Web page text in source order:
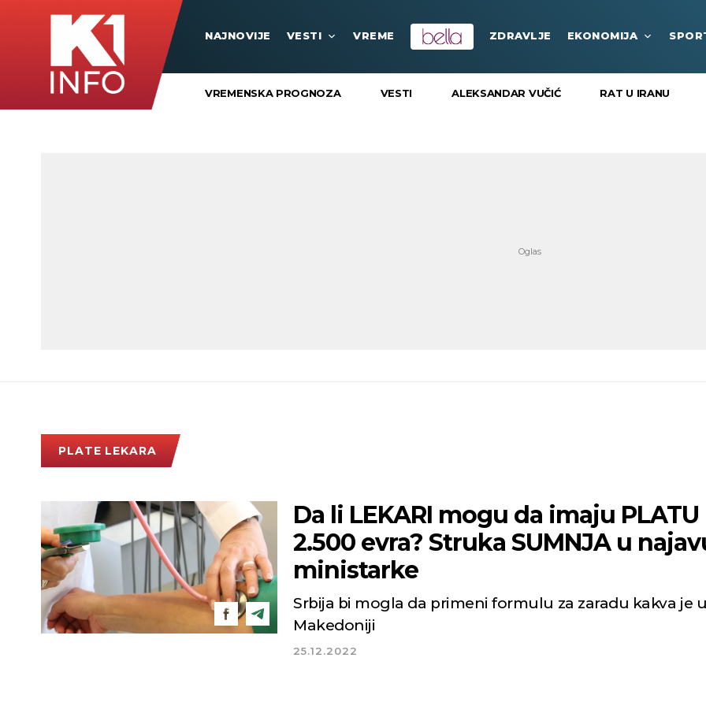
NAJNOVIJE VESTI VREME ZDRAVLJE EKONOMIJA
VREMENSKA PROGNOZA VESTI ALEKSANDAR VUČIĆ RAT U IRANU
PLATE LEKARA
Da li LEKARI mogu da imaju PLATU
2.500 evra? Struka SUMNJA u
ministarke
Srbija bi mogla da primeni formulu za zaradu kakva je
Makedoniji
25.12.2022